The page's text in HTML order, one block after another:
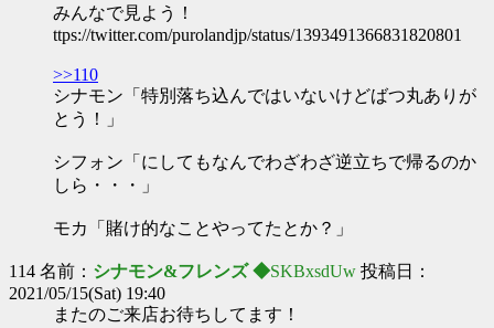
みんなで見よう！
ttps://twitter.com/purolandjp/status/1393491366831820801
>>110
シナモン「特別落ち込んではいないけどばつ丸ありが
とう！」
シフォン「にしてもなんでわざわざ逆立ちで帰るのか
しら・・・」
モカ「賭け的なことやってたとか？」
114 名前： シナモン&フレンズ ◆SKBxsdUw 投稿日：
2021/05/15(Sat) 19:40
またのご来店お待ちしてます！